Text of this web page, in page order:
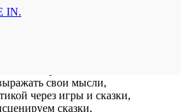
IN.
и увлекательной
свои мысли,
через игры и сказки,
сказки,